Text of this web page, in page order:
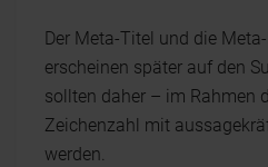
Der Meta-Titel und die
erscheinen später auf den
sollten daher – im Rahmen
Zeichenzahl mit
werden.